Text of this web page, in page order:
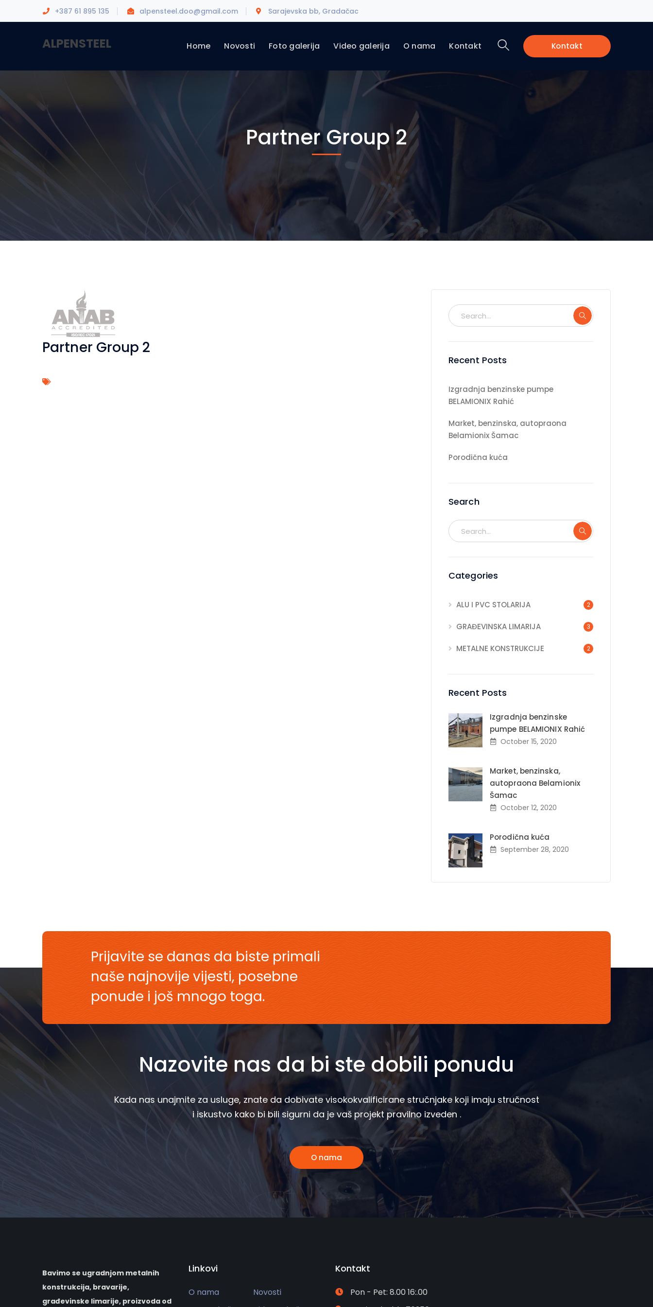
+387 61 895 135 alpensteel.doo@gmail.com Sarajevska bb, Gradačac
ALPENSTEEL Kontakt
Home Novosti Foto galerija Video galerija O nama Kontakt
Partner Group 2
Partner Group 2
Recent Posts
Izgradnja benzinske pumpe
BELAMIONIX Rahić
Market, benzinska, autopraona
Belamionix Šamac
Porodična kuća
Search
Categories
ALU I PVC STOLARIJA 2
GRAĐEVINSKA LIMARIJA 3
METALNE KONSTRUKCIJE 2
Recent Posts
Izgradnja benzinske
pumpe BELAMIONIX Rahić
October 15, 2020
Market, benzinska,
autopraona Belamionix
Šamac
October 12, 2020
Porodična kuća
September 28, 2020
Prijavite se danas da biste primali
naše najnovije vijesti, posebne
ponude i još mnogo toga.
Nazovite nas da bi ste dobili ponudu
Kada nas unajmite za usluge, znate da dobivate visokokvalificirane stručnjake koji imaju stručnost
i iskustvo kako bi bili sigurni da je vaš projekt pravilno izveden .
O nama
Bavimo se ugradnjom metalnih
konstrukcija, bravarije,
građevinske limarije, proizvoda od
Linkovi
O nama
Novosti
Kontakt
Pon - Pet: 8.00 16:.00